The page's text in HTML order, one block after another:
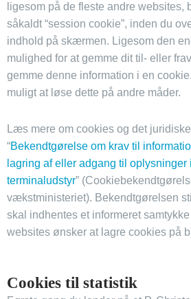
ligesom på de fleste andre websites,
såkaldt “session cookie”, inden du
indhold på skærmen. Ligesom den
mulighed for at gemme dit til- eller
gemme denne information i en
muligt at løse dette på andre måder.
Læs mere om cookies og det
“Bekendtgørelse om krav til
lagring af eller adgang til oplysninger
terminaludstyr”
vækstministeriet). Bekendtgørelsen
skal indhentes et informeret
websites ønsker at lagre cookies på
Cookies til statistik